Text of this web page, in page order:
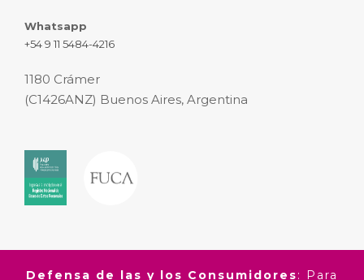
Whatsapp
+54 9 11 5484-4216
1180 Crámer
(C1426ANZ) Buenos Aires, Argentina
Defensa de las y los Consumidores: Para